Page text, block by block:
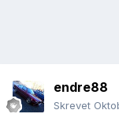
endre88
Skrevet